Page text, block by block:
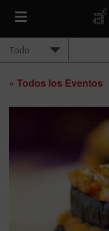
« Todos los Eventos